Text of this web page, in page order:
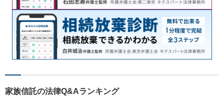
家族信託の法律Q&Aランキング